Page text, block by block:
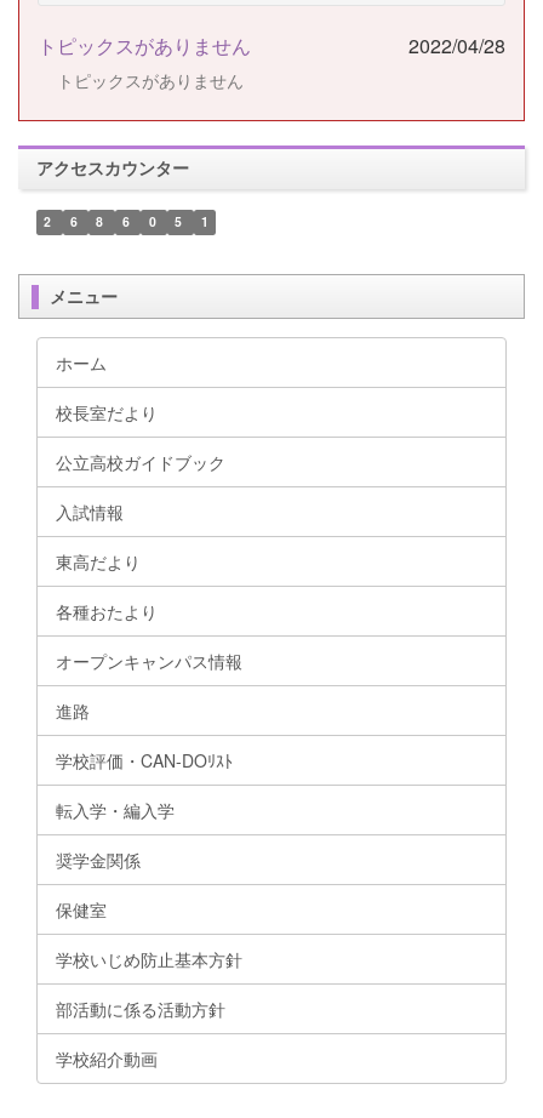
トピックスがありません 2022/04/28
トピックスがありません
アクセスカウンター
2 6 8 6 0 5 1
メニュー
ホーム
校長室だより
公立高校ガイドブック
入試情報
東高だより
各種おたより
オープンキャンパス情報
進路
学校評価・CAN-DOﾘｽﾄ
転入学・編入学
奨学金関係
保健室
学校いじめ防止基本方針
部活動に係る活動方針
学校紹介動画